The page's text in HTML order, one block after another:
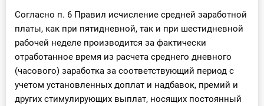
Интернет-магазин
О Системе
Обучение
Тарифы
Согласно п. 6 Правил исчисление средней заработной
платы, как при пятидневной, так и при шестидневной
рабочей неделе производится за фактически
отработанное время из расчета среднего дневного
(часового) заработка за соответствующий период с
учетом установленных доплат и надбавок, премий и
других стимулирующих выплат, носящих постоянный